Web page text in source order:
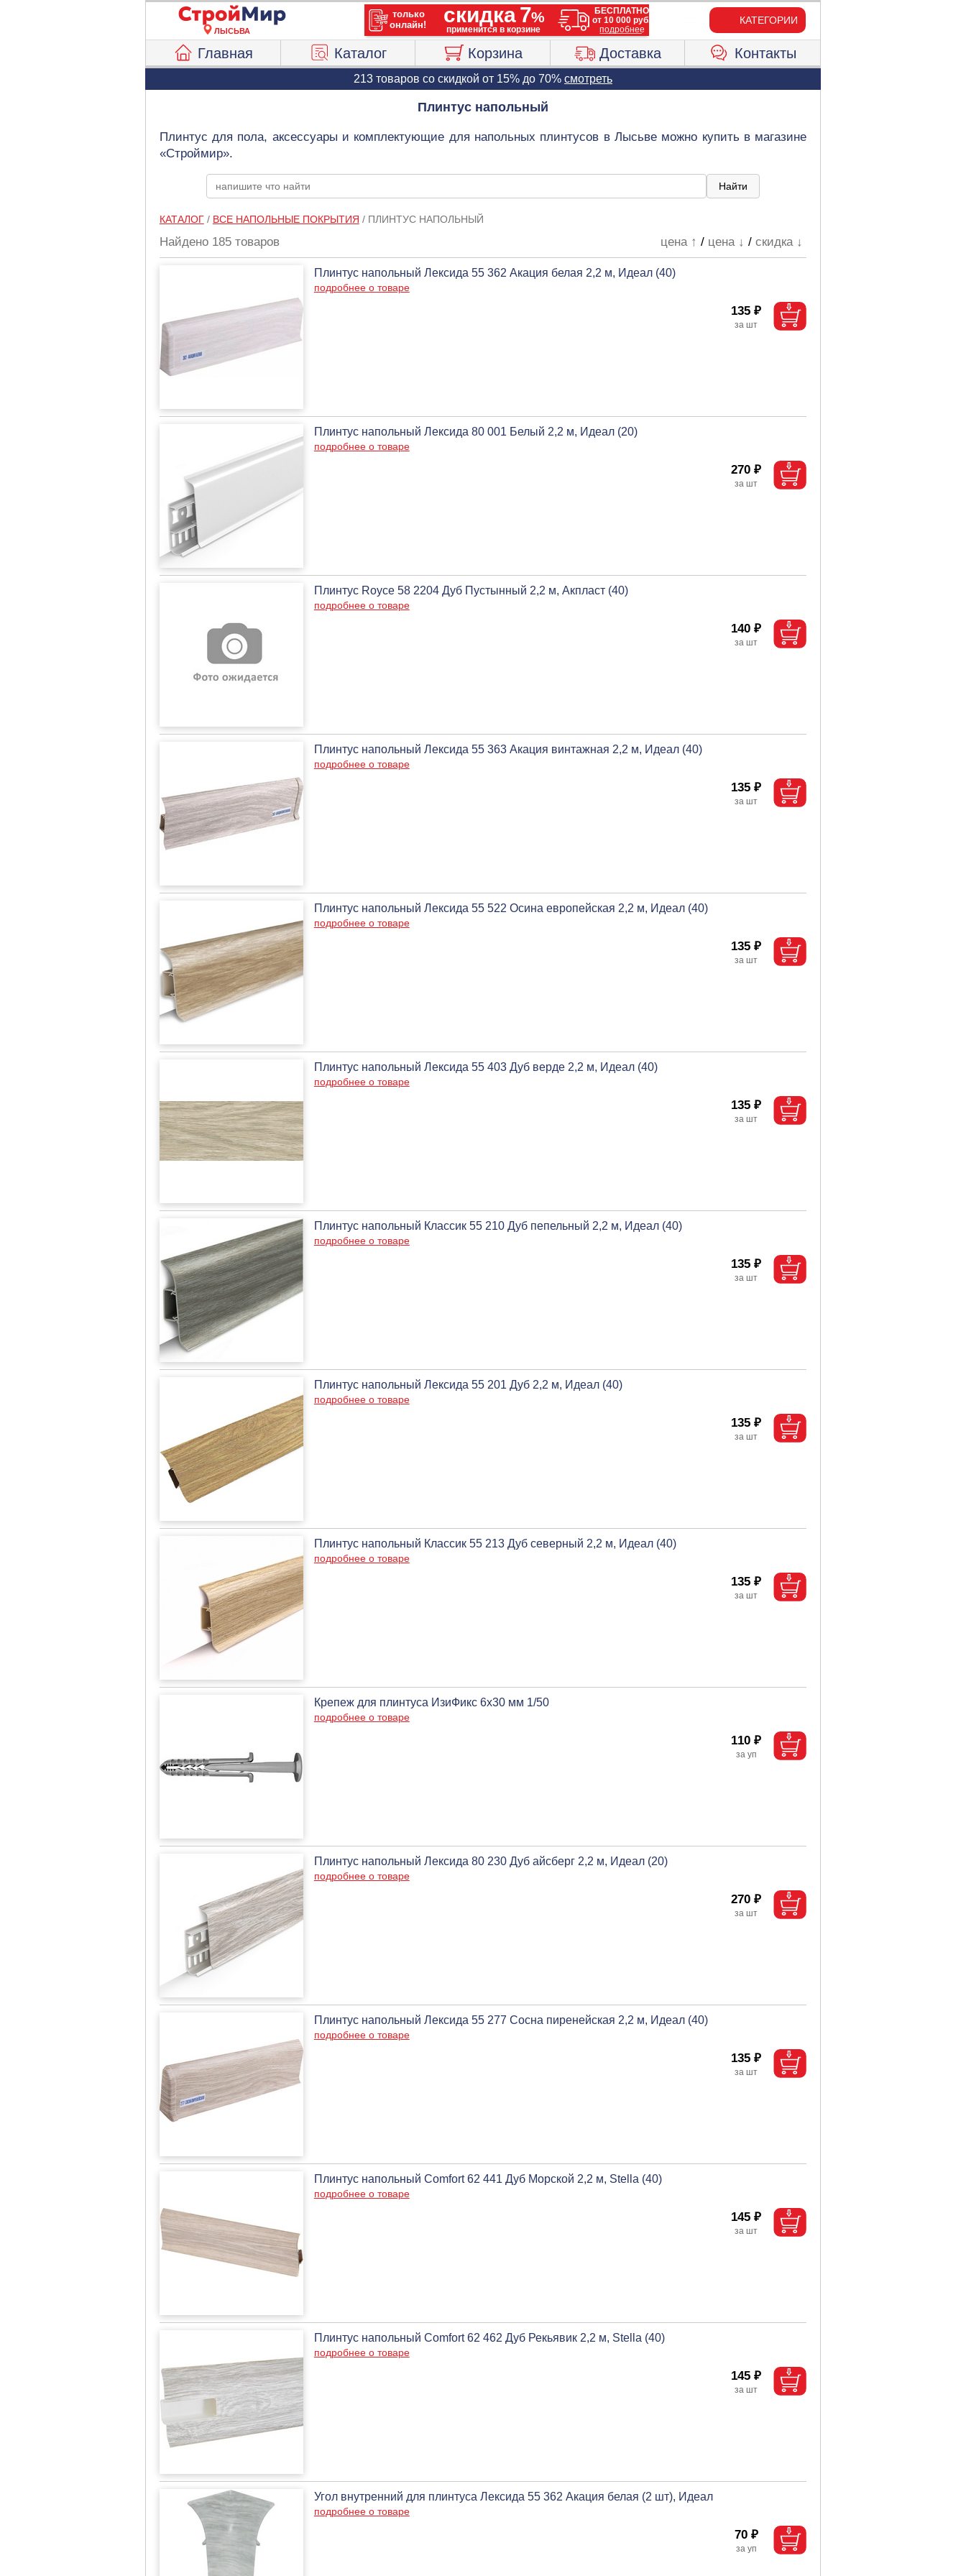
ЛЫСЬВА
КАТЕГОРИИ
Главная Каталог Корзина Доставка Контакты
213 товаров со скидкой от 15% до 70% смотреть
Плинтус напольный
Плинтус для пола, аксессуары и комплектующие для напольных плинтусов в Лысьве можно купить в магазине
«Строймир».
КАТАЛОГ/ ВСЕ НАПОЛЬНЫЕ ПОКРЫТИЯ / ПЛИНТУС НАПОЛЬНЫЙ
Найдено 185 товаров цена ↑ / цена ↓ /скидка ↓
Плинтус напольный Лексида 55 362 Акация белая 2,2 м, Идеал (40)
подробнее о товаре
135 ₽
Плинтус напольный Лексида 80 001 Белый 2,2 м, Идеал (20)
подробнее о товаре
270 ₽
Плинтус Royce 58 2204 Дуб Пустынный 2,2 м, Акпласт (40)
подробнее о товаре
140 ₽
Плинтус напольный Лексида 55 363 Акация винтажная 2,2 м, Идеал (40)
подробнее о товаре
135 ₽
Плинтус напольный Лексида 55 522 Осина европейская 2,2 м, Идеал (40)
подробнее о товаре
135 ₽
Плинтус напольный Лексида 55 403 Дуб верде 2,2 м, Идеал (40)
подробнее о товаре
135 ₽
Плинтус напольный Классик 55 210 Дуб пепельный 2,2 м, Идеал (40)
подробнее о товаре
135 ₽
Плинтус напольный Лексида 55 201 Дуб 2,2 м, Идеал (40)
подробнее о товаре
135 ₽
Плинтус напольный Классик 55 213 Дуб северный 2,2 м, Идеал (40)
подробнее о товаре
135 ₽
Крепеж для плинтуса ИзиФикс 6х30 мм 1/50
подробнее о товаре
110 ₽
Плинтус напольный Лексида 80 230 Дуб айсберг 2,2 м, Идеал (20)
подробнее о товаре
270 ₽
Плинтус напольный Лексида 55 277 Сосна пиренейская 2,2 м, Идеал (40)
подробнее о товаре
135 ₽
Плинтус напольный Comfort 62 441 Дуб Морской 2,2 м, Stella (40)
подробнее о товаре
145 ₽
Плинтус напольный Comfort 62 462 Дуб Рекьявик 2,2 м, Stella (40)
подробнее о товаре
145 ₽
Угол внутренний для плинтуса Лексида 55 362 Акация белая (2 шт), Идеал
подробнее о товаре
70 ₽